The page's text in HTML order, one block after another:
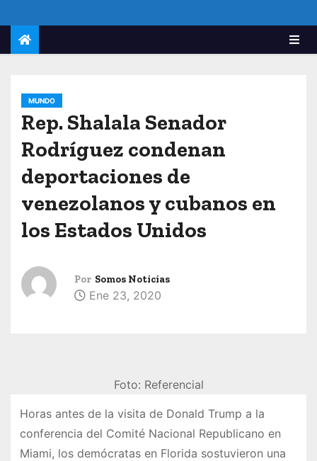
MUNDO
Rep. Shalala Senador
Rodríguez condenan
deportaciones de
venezolanos y cubanos en
los Estados Unidos
Por Somos Noticias
Ene 23, 2020
Foto: Referencial
Horas antes de la visita de Donald Trump a la
conferencia del Comité Nacional Republicano en
Miami, los demócratas en Florida sostuvieron una